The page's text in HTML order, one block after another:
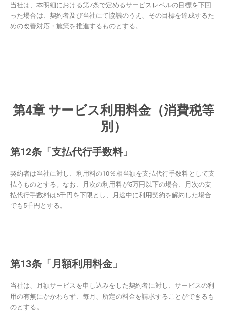
当社は、本明細における第7条で定めるサービスレベルの目標を下回
った場合は、契約者及び当社にて協議のうえ、その目標を達成するた
めの改善対応・施策を推進するものとする。
第4章 サービス利用料金（消費税等
別）
第12条「支払代行手数料」
契約者は当社に対し、利用料の10％相当額を支払代行手数料として支
払うものとする。なお、月次の利用料が5万円以下の場合、月次の支
払代行手数料は5千円を下限とし、月途中に利用契約を解約した場合
でも5千円とする。
第13条「月額利用料金」
当社は、月額サービスを申し込みをした契約者に対し、サービスの利
用の有無にかかわらず、毎月、所定の料金を請求することができるも
のとする。